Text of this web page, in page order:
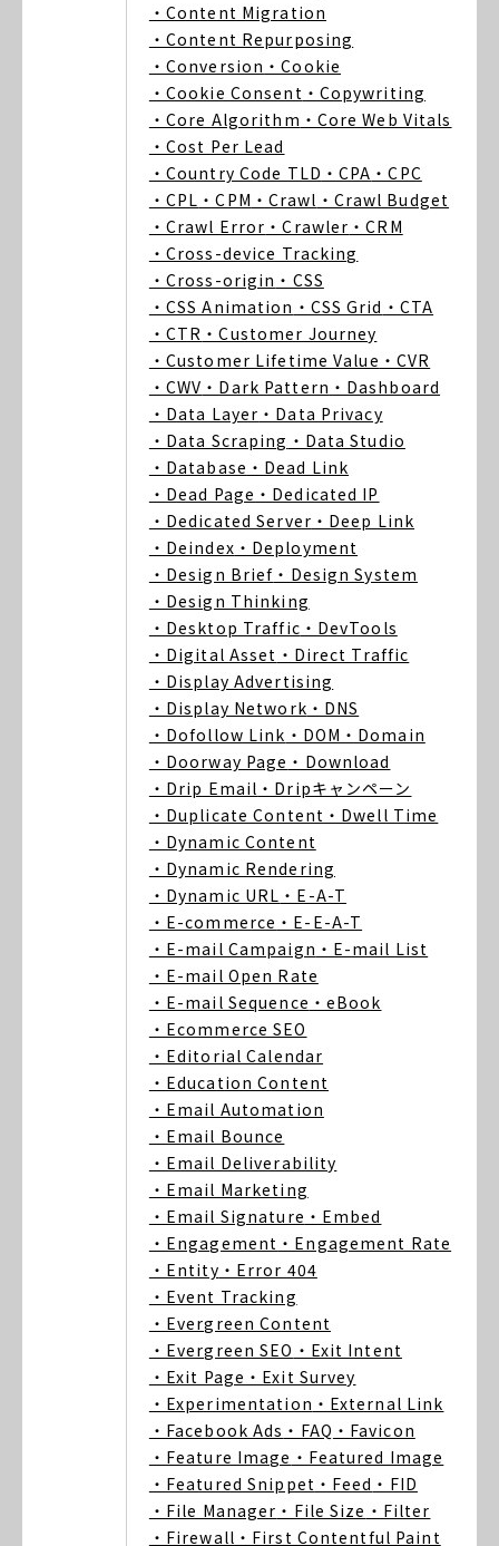
・Content Migration
・Content Repurposing
・Conversion ・Cookie
・Cookie Consent ・Copywriting
・Core Algorithm ・Core Web Vitals
・Cost Per Lead
・Country Code TLD ・CPA ・CPC
・CPL ・CPM ・Crawl ・Crawl Budget
・Crawl Error ・Crawler ・CRM
・Cross-device Tracking
・Cross-origin ・CSS
・CSS Animation ・CSS Grid ・CTA
・CTR ・Customer Journey
・Customer Lifetime Value ・CVR
・CWV ・Dark Pattern ・Dashboard
・Data Layer ・Data Privacy
・Data Scraping ・Data Studio
・Database ・Dead Link
・Dead Page ・Dedicated IP
・Dedicated Server ・Deep Link
・Deindex ・Deployment
・Design Brief ・Design System
・Design Thinking
・Desktop Traffic ・DevTools
・Digital Asset ・Direct Traffic
・Display Advertising
・Display Network ・DNS
・Dofollow Link ・DOM ・Domain
・Doorway Page ・Download
・Drip Email ・Dripキャンペーン
・Duplicate Content ・Dwell Time
・Dynamic Content
・Dynamic Rendering
・Dynamic URL ・E-A-T
・E-commerce ・E-E-A-T
・E-mail Campaign ・E-mail List
・E-mail Open Rate
・E-mail Sequence ・eBook
・Ecommerce SEO
・Editorial Calendar
・Education Content
・Email Automation
・Email Bounce
・Email Deliverability
・Email Marketing
・Email Signature ・Embed
・Engagement ・Engagement Rate
・Entity ・Error 404
・Event Tracking
・Evergreen Content
・Evergreen SEO ・Exit Intent
・Exit Page ・Exit Survey
・Experimentation ・External Link
・Facebook Ads ・FAQ ・Favicon
・Feature Image ・Featured Image
・Featured Snippet ・Feed ・FID
・File Manager ・File Size ・Filter
・Firewall ・First Contentful Paint